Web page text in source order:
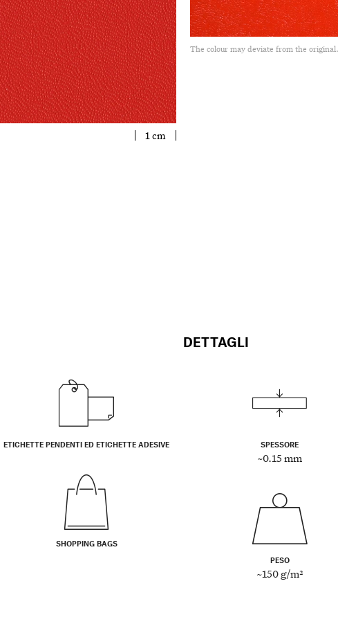
1 cm
The colour may deviate from the original.
ETICHETTE PENDENTI ED ETICHETTE ADESIVE
SHOPPING BAGS
DETTAGLI
SPESSORE
~0.15 mm
PESO
~150 g/m²